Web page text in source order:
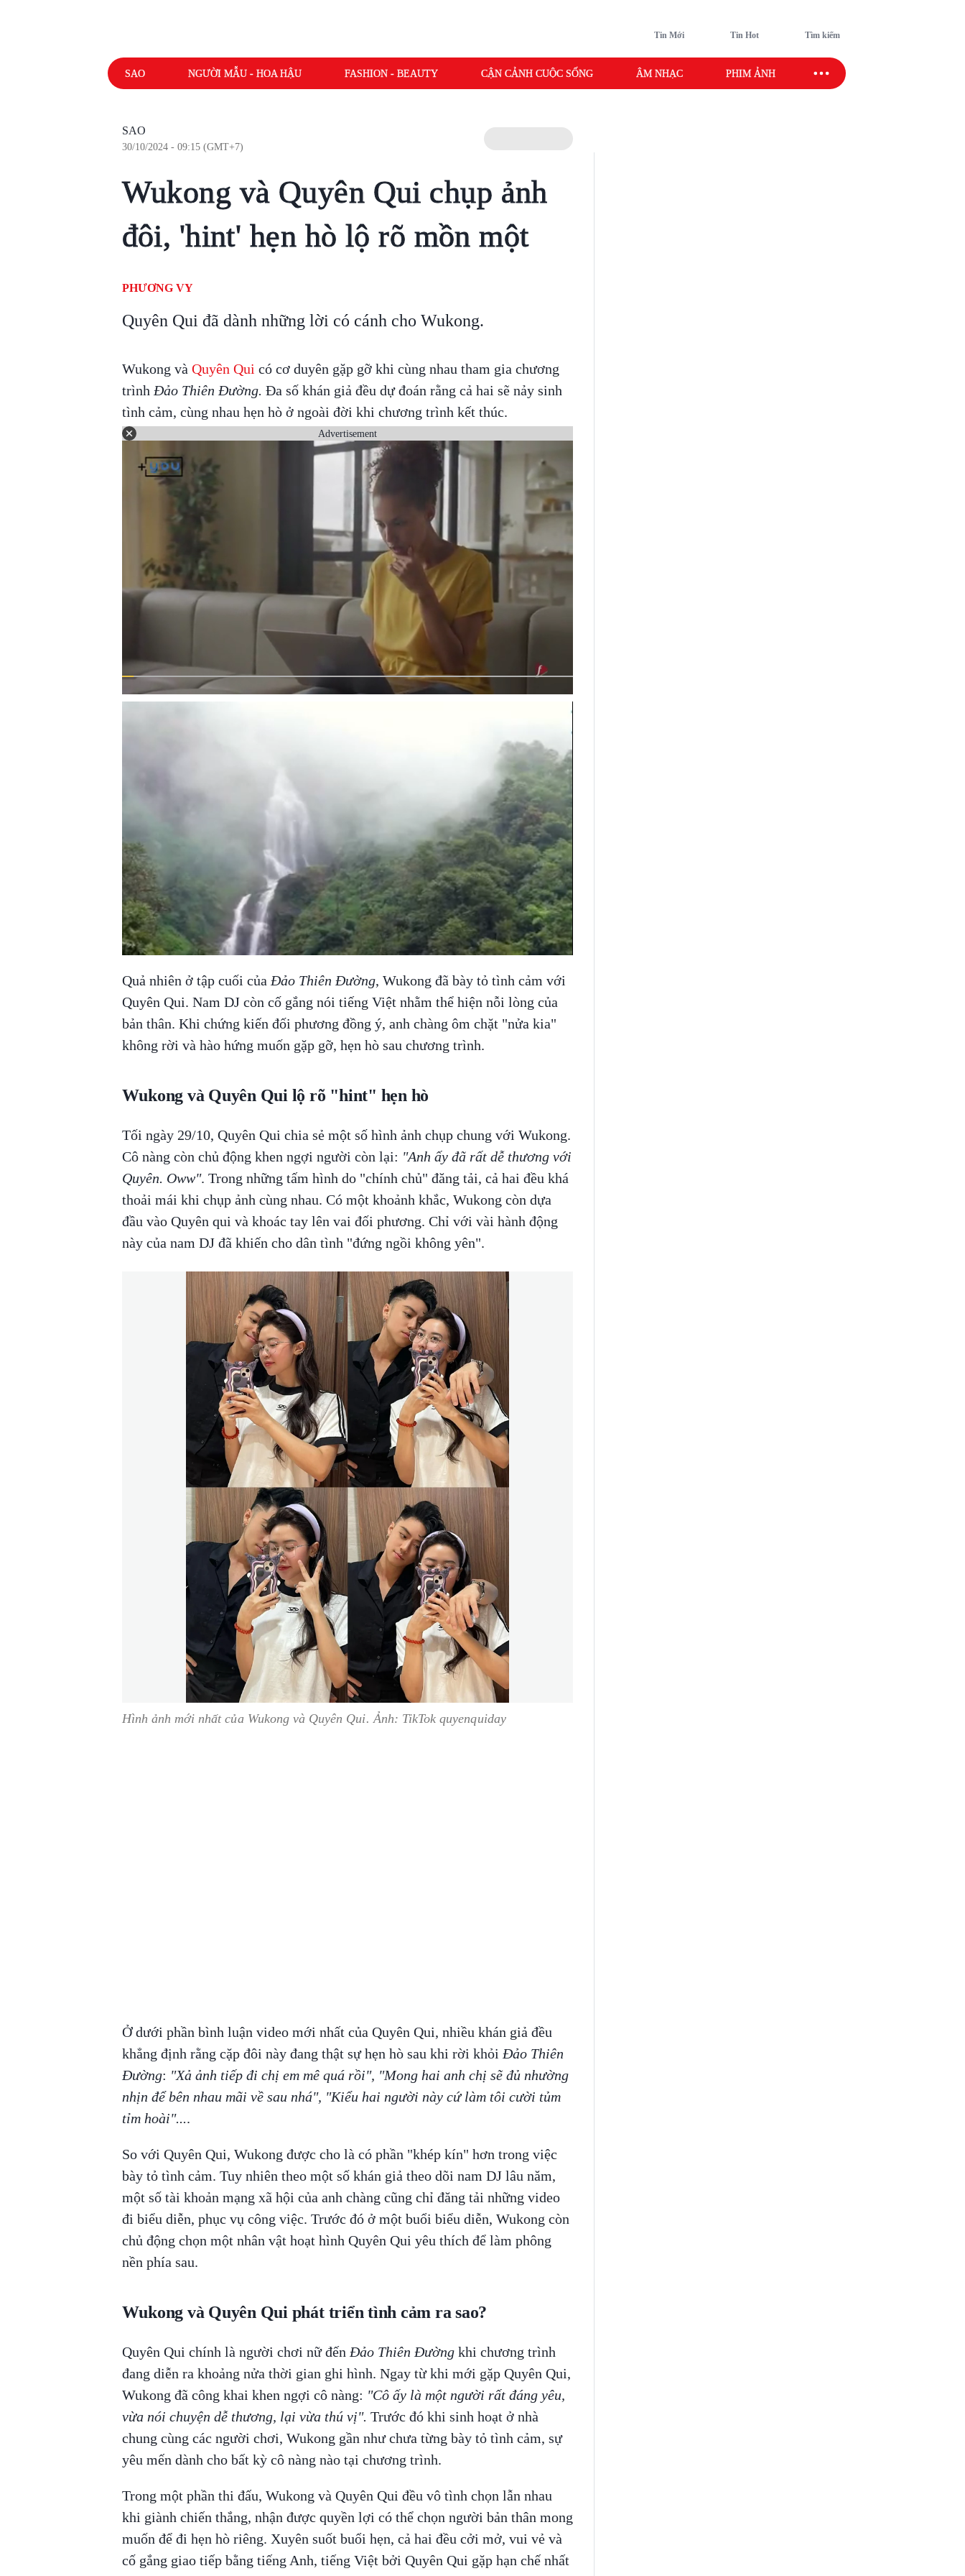
Tin Mới Tin Hot Tìm kiếm
SAO NGƯỜI MẪU - HOA HẬU FASHION - BEAUTY CẬN CẢNH CUỘC SỐNG ÂM NHẠC PHIM ẢNH SAO SPORT
SAO
30/10/2024 - 09:15 (GMT+7)
Wukong và Quyên Qui chụp ảnh
đôi, 'hint' hẹn hò lộ rõ mồn một
PHƯƠNG VY
Quyên Qui đã dành những lời có cánh cho Wukong.
Wukong và Quyên Qui có cơ duyên gặp gỡ khi cùng nhau tham gia chương
trình Đảo Thiên Đường. Đa số khán giả đều dự đoán rằng cả hai sẽ nảy sinh
tình cảm, cùng nhau hẹn hò ở ngoài đời khi chương trình kết thúc.
Advertisement
Quả nhiên ở tập cuối của Đảo Thiên Đường, Wukong đã bày tỏ tình cảm với
Quyên Qui. Nam DJ còn cố gắng nói tiếng Việt nhằm thể hiện nỗi lòng của
bản thân. Khi chứng kiến đối phương đồng ý, anh chàng ôm chặt "nửa kia"
không rời và hào hứng muốn gặp gỡ, hẹn hò sau chương trình.
Wukong và Quyên Qui lộ rõ "hint" hẹn hò
Tối ngày 29/10, Quyên Qui chia sẻ một số hình ảnh chụp chung với Wukong.
Cô nàng còn chủ động khen ngợi người còn lại: "Anh ấy đã rất dễ thương với
Quyên. Oww". Trong những tấm hình do "chính chủ" đăng tải, cả hai đều khá
thoải mái khi chụp ảnh cùng nhau. Có một khoảnh khắc, Wukong còn dựa
đầu vào Quyên qui và khoác tay lên vai đối phương. Chỉ với vài hành động
này của nam DJ đã khiến cho dân tình "đứng ngồi không yên".
Hình ảnh mới nhất của Wukong và Quyên Qui. Ảnh: TikTok quyenquiday
Ở dưới phần bình luận video mới nhất của Quyên Qui, nhiều khán giả đều
khẳng định rằng cặp đôi này đang thật sự hẹn hò sau khi rời khỏi Đảo Thiên
Đường: "Xả ảnh tiếp đi chị em mê quá rồi", "Mong hai anh chị sẽ đủ nhường
nhịn để bên nhau mãi về sau nhá", "Kiểu hai người này cứ làm tôi cười tủm
tỉm hoài"....
So với Quyên Qui, Wukong được cho là có phần "khép kín" hơn trong việc
bày tỏ tình cảm. Tuy nhiên theo một số khán giả theo dõi nam DJ lâu năm,
một số tài khoản mạng xã hội của anh chàng cũng chỉ đăng tải những video
đi biểu diễn, phục vụ công việc. Trước đó ở một buổi biểu diễn, Wukong còn
chủ động chọn một nhân vật hoạt hình Quyên Qui yêu thích để làm phông
nền phía sau.
Wukong và Quyên Qui phát triển tình cảm ra sao?
Quyên Qui chính là người chơi nữ đến Đảo Thiên Đườngkhi chương trình
đang diễn ra khoảng nửa thời gian ghi hình. Ngay từ khi mới gặp Quyên Qui,
Wukong đã công khai khen ngợi cô nàng: "Cô ấy là một người rất đáng yêu,
vừa nói chuyện dễ thương, lại vừa thú vị". Trước đó khi sinh hoạt ở nhà
chung cùng các người chơi, Wukong gần như chưa từng bày tỏ tình cảm, sự
yêu mến dành cho bất kỳ cô nàng nào tại chương trình.
Trong một phần thi đấu, Wukong và Quyên Qui đều vô tình chọn lẫn nhau
khi giành chiến thắng, nhận được quyền lợi có thể chọn người bản thân mong
muốn để đi hẹn hò riêng. Xuyên suốt buổi hẹn, cả hai đều cởi mở, vui vẻ và
cố gắng giao tiếp bằng tiếng Anh, tiếng Việt bởi Quyên Qui gặp hạn chế nhất